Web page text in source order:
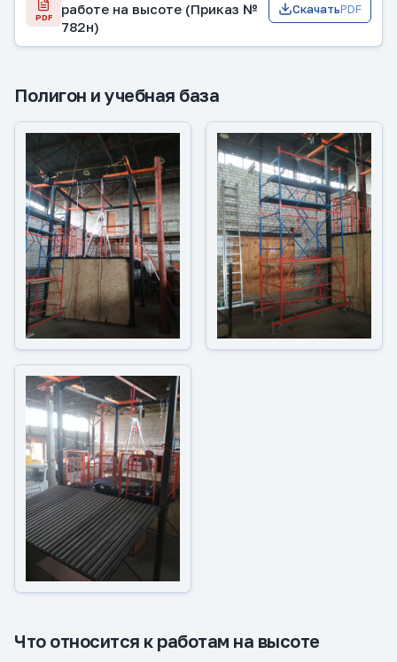
PDF
работе на высоте (Приказ №
782н)
СкачатьPDF
Полигон и учебная база
Что относится к работам на высоте